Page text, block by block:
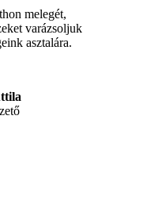
melegét,
varázsoljuk
asztalára.